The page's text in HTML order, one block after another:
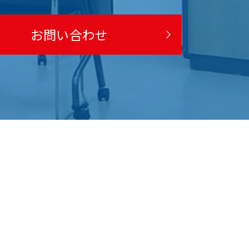
お問い合わせ